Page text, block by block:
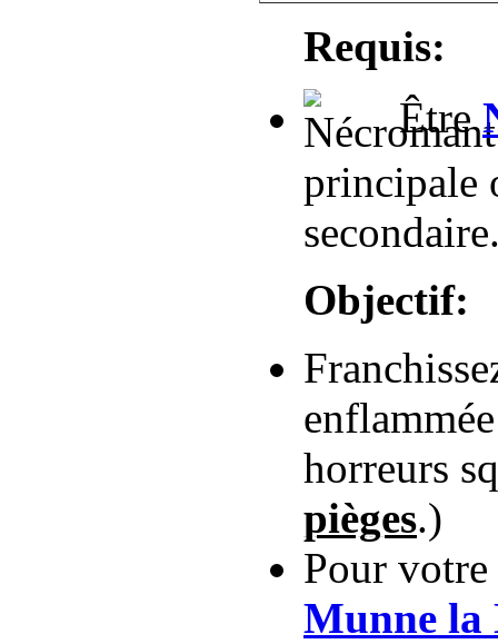
Requis:
Être
principale
Objectif:
horreurs
pièges.)
Pour
Munne la